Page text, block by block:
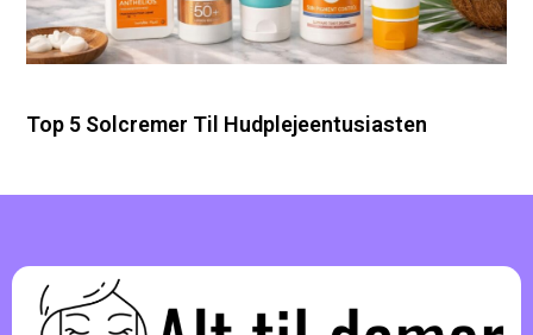
Top 5 Solcremer Til Hudplejeentusiasten